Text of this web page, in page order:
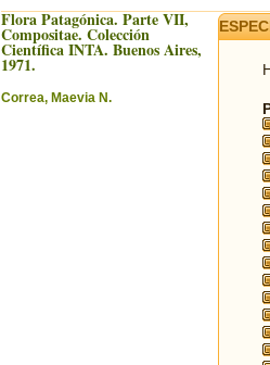
Flora Patagónica. Parte VII,
Compositae. Colección
Científica INTA. Buenos Aires,
1971.
Correa, Maevia N.